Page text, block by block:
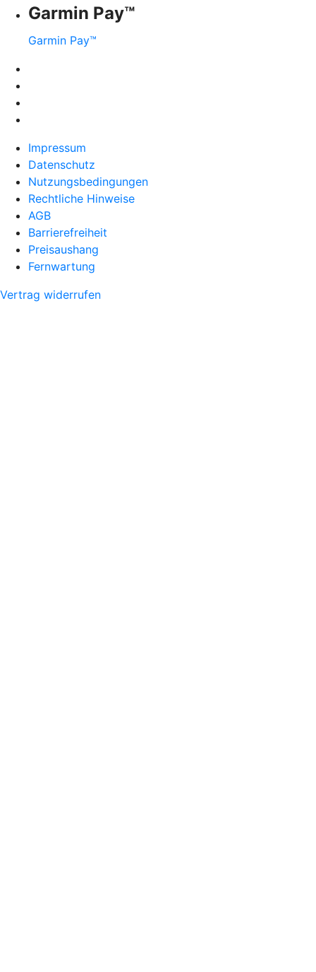
Garmin Pay™
Garmin Pay™
Impressum
Datenschutz
Nutzungsbedingungen
Rechtliche Hinweise
AGB
Barrierefreiheit
Preisaushang
Fernwartung
Vertrag widerrufen